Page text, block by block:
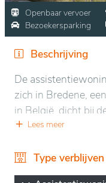
Openbaar vervoer
Bezoekersparking
Beschrijving
De
zich in Bredene,
in België, dicht bij
locatie biedt een
voor ontspannende
buitenactiviteiten.
Lees meer
Type verblijven